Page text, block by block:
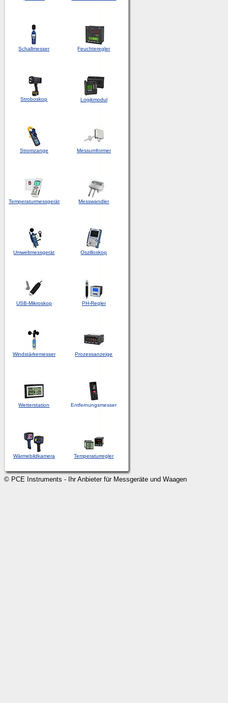
Schallmesser Feuchteregler
Stroboskop Logikmodul
Stromzange Messumformer
Temperaturmessgerät Messwandler
Umweltmessgerät Oszilloskop
USB-Mikroskop PH-Regler
Windstärkemesser Prozessanzeige
Wetterstation Entfernungsmesser
Wärmebildkamera Temperaturregler
© PCE Instruments - Ihr Anbieter für Messgeräte und Waagen